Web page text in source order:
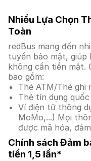
Nhiều Lựa Chọn
Toàn
redBus mang đến
tuyến bảo mật, giúp
không cần tiền mặt.
bao gồm:
Thẻ ATM/Thẻ ghi
Thẻ tín dụng
Ví điện tử thông
MoMo,...) Mọi
được mã hóa,
Chính sách Đảm
tiền 1,5 lần*